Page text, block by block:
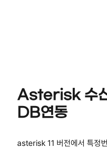
Asterisk 수
DB연동
asterisk 11 버전에서 특정